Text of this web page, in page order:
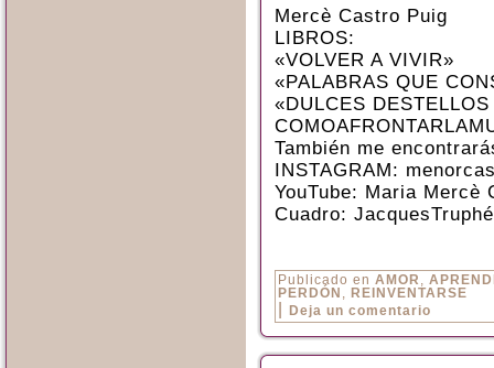
Mercè Castro Puig
LIBROS:
«VOLVER A VIVIR»
«PALABRAS QUE
«DULCES
También me
INSTAGRAM:
YouTube: Maria Mercè
Cuadro:
Publicado en AMOR ,
PERDÓN , REINVENTARSE
Deja un comentario